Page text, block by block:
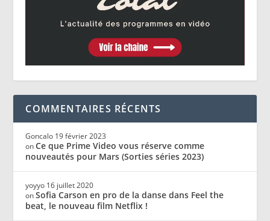
COMMENTAIRES RÉCENTS
Goncalo 19 février 2023
onCe que Prime Video vous réserve comme
nouveautés pour Mars (Sorties séries 2023)
yoyyo 16 juillet 2020
onSofia Carson en pro de la danse dans Feel the
beat, le nouveau film Netflix !